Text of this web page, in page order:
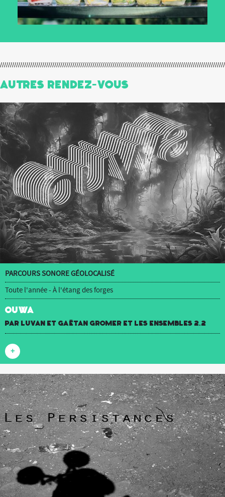
Autres Rendez-Vous
PARCOURS SONORE GÉOLOCALISÉ
Toute l'année - À l'étang des forges
OUWA
par luvan et Gaëtan Gromer et Les Ensembles 2.2
+